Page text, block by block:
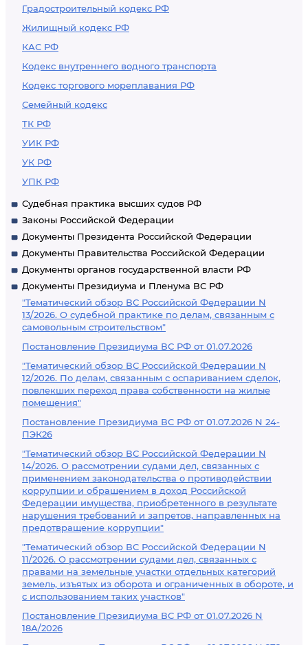
Градостроительный кодекс РФ
Жилищный кодекс РФ
КАС РФ
Кодекс внутреннего водного транспорта
Кодекс торгового мореплавания РФ
Семейный кодекс
ТК РФ
УИК РФ
УК РФ
УПК РФ
Судебная практика высших судов РФ
Законы Российской Федерации
Документы Президента Российской Федерации
Документы Правительства Российской Федерации
Документы органов государственной власти РФ
Документы Президиума и Пленума ВС РФ
"Тематический обзор ВС Российской Федерации N
13/2026. О судебной практике по делам, связанным с
самовольным строительством"
Постановление Президиума ВС РФ от 01.07.2026
"Тематический обзор ВС Российской Федерации N
12/2026. По делам, связанным с оспариванием сделок,
повлекших переход права собственности на жилые
помещения"
Постановление Президиума ВС РФ от 01.07.2026 N 24-
ПЭК26
"Тематический обзор ВС Российской Федерации N
14/2026. О рассмотрении судами дел, связанных с
применением законодательства о противодействии
коррупции и обращением в доход Российской
Федерации имущества, приобретенного в результате
нарушения требований и запретов, направленных на
предотвращение коррупции"
"Тематический обзор ВС Российской Федерации N
11/2026. О рассмотрении судами дел, связанных с
правами на земельные участки отдельных категорий
земель, изъятых из оборота и ограниченных в обороте, и
с использованием таких участков"
Постановление Президиума ВС РФ от 01.07.2026 N
18А/2026